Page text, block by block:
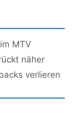
MTV
näher
verlieren